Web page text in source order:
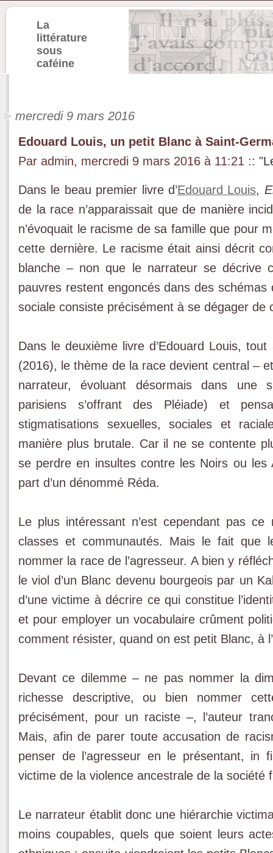
La
littérature
sous
caféine
mercredi 9 mars 2016
Edouard Louis, un petit Blanc à Saint-
Par admin, mercredi 9 mars 2016 à 11:21 ::
Dans le beau premier livre d’Edouard Louis,
de la race n’apparaissait que de manière
n’évoquait le racisme de sa famille que pour
cette dernière. Le racisme était ainsi décrit
blanche – non que le narrateur se décrive
pauvres restent engoncés dans des schémas
sociale consiste précisément à se dégager de
Dans le deuxième livre d’Edouard Louis,
(2016), le thème de la race devient central –
narrateur, évoluant désormais dans une
parisiens s’offrant des Pléiade) et
stigmatisations sexuelles, sociales et
manière plus brutale. Car il ne se contente
se perdre en insultes contre les Noirs ou
part d’un dénommé Réda.
Le plus intéressant n’est cependant pas
classes et communautés. Mais le fait que
nommer la race de l’agresseur. A bien y
le viol d’un Blanc devenu bourgeois par un
d’une victime à décrire ce qui constitue
et pour employer un vocabulaire crûment
comment résister, quand on est petit Blanc, à
Devant ce dilemme – ne pas nommer la
richesse descriptive, ou bien nommer
précisément, pour un raciste –, l’auteur
Mais, afin de parer toute accusation de
penser de l’agresseur en le présentant, in
victime de la violence ancestrale de la société
Le narrateur établit donc une hiérarchie
moins coupables, quels que soient leurs